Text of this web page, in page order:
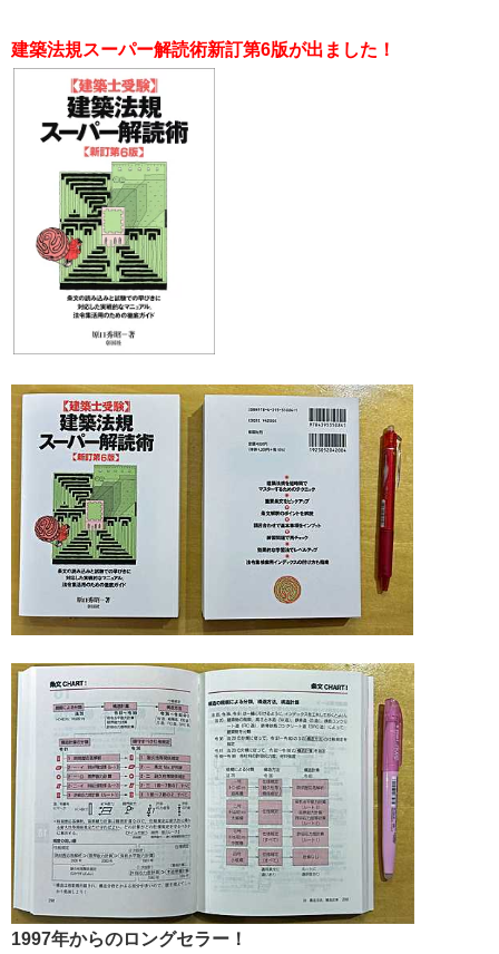
建築法規スーパー解読術新訂第6版が出ました！
1997年からのロングセラー！